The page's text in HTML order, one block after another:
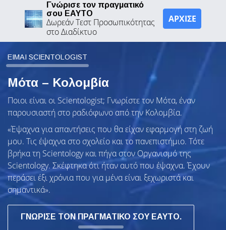
Γνώρισε τον πραγματικό
σου ΕΑΥΤΟ
Δωρεάν Τεστ Προσωπικότητας
στο Διαδίκτυο
ΑΡΧΙΣΕ
ΕΙΜΑΙ SCIENTOLOGIST
Μότα – Κολομβία
Ποιοι είναι οι Scientologist; Γνωρίστε τον Μότα, έναν
παρουσιαστή στο ραδιόφωνο από την Κολομβία.
«Έψαχνα για απαντήσεις που θα είχαν εφαρμογή στη ζωή
μου. Τις έψαχνα στο σχολείο και το πανεπιστήμιο. Τότε
βρήκα τη Scientology και πήγα στον Οργανισμό της
Scientology. Σκέφτηκα ότι ήταν αυτό που έψαχνα. Έχουν
περάσει έξι χρόνια που για μένα είναι ξεχωριστά και
σημαντικά».
ΓΝΩΡΙΣΕ ΤΟΝ ΠΡΑΓΜΑΤΙΚΟ ΣΟΥ ΕΑΥΤΟ.